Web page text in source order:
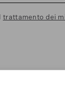
trattamento dei